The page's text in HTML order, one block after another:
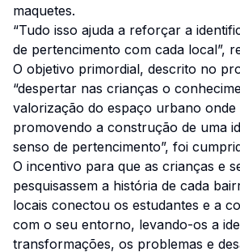
maquetes.
“Tudo isso ajuda a reforçar a
de pertencimento com cada local”,
O objetivo primordial, descrito no
“despertar nas crianças o
valorização do espaço urbano onde
promovendo a construção de uma
senso de pertencimento”, foi
O incentivo para que as crianças e
pesquisassem a história de cada
locais conectou os estudantes e a
com o seu entorno, levando-os a
transformações, os problemas e